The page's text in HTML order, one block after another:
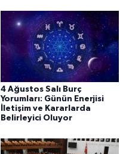
4 Ağustos Salı Burç
Yorumları: Günün Enerjisi
İletişim ve Kararlarda
Belirleyici Oluyor